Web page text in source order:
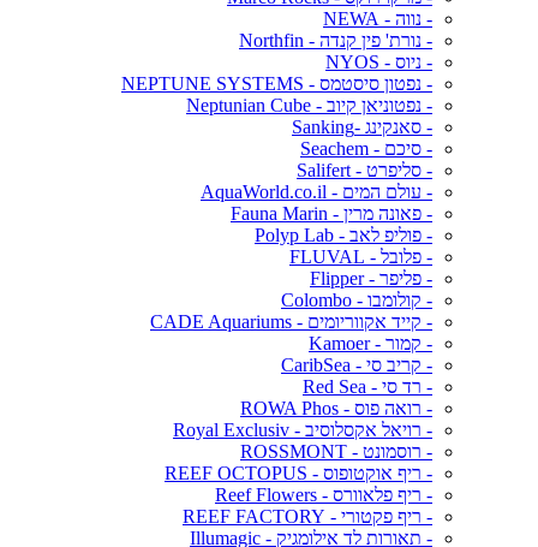
- נווה - NEWA
- נורת' פין קנדה - Northfin
- ניוס - NYOS
- נפטון סיסטמס - NEPTUNE SYSTEMS
- נפטוניאן קיוב - Neptunian Cube
- סאנקינג -Sanking
- סיכם - Seachem
- סליפרט - Salifert
- עולם המים - AquaWorld.co.il
- פאונה מרין - Fauna Marin
- פוליפ לאב - Polyp Lab
- פלובל - FLUVAL
- פליפר - Flipper
- קולומבו - Colombo
- קייד אקווריומים - CADE Aquariums
- קמור - Kamoer
- קריב סי - CaribSea
- רד סי - Red Sea
- רואה פוס - ROWA Phos
- רויאל אקסלוסיב - Royal Exclusiv
- רוסמונט - ROSSMONT
- ריף אוקטופוס - REEF OCTOPUS
- ריף פלאוורס - Reef Flowers
- ריף פקטורי - REEF FACTORY
- תאורות לד אילומגיק - Illumagic